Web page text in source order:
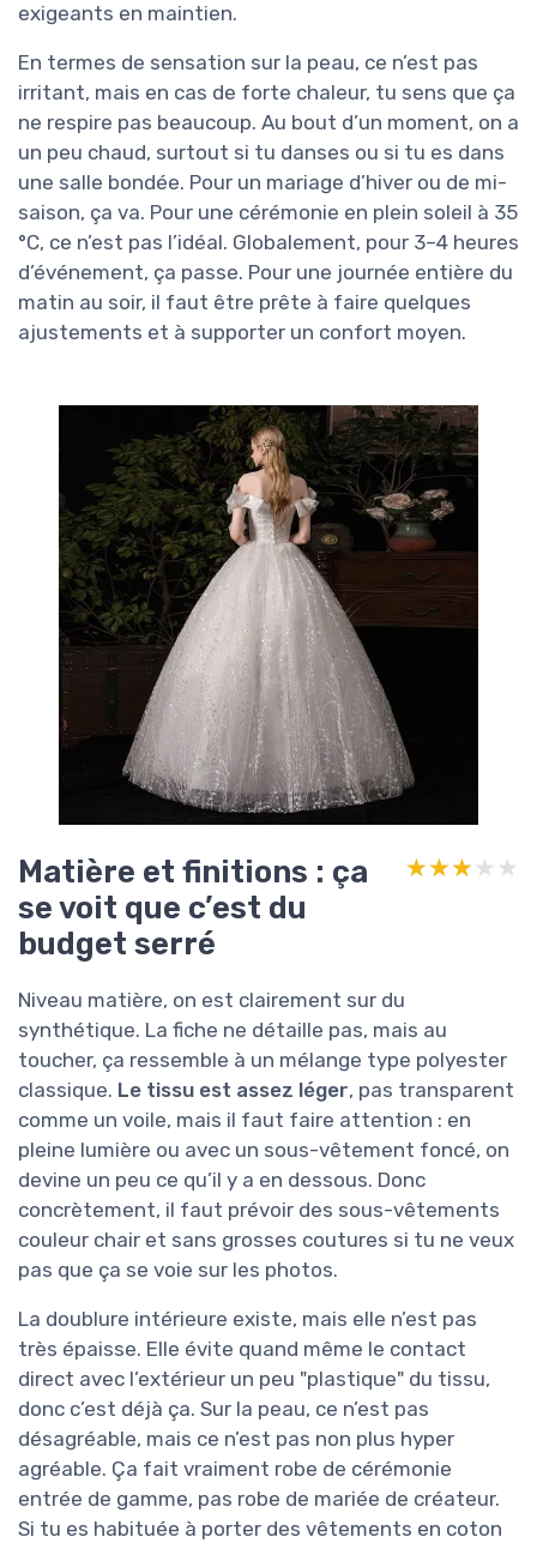
exigeants en maintien.
En termes de sensation sur la peau, ce n’est pas
irritant, mais en cas de forte chaleur, tu sens que ça
ne respire pas beaucoup. Au bout d’un moment, on a
un peu chaud, surtout si tu danses ou si tu es dans
une salle bondée. Pour un mariage d’hiver ou de mi-
saison, ça va. Pour une cérémonie en plein soleil à 35
°C, ce n’est pas l’idéal. Globalement, pour 3–4 heures
d’événement, ça passe. Pour une journée entière du
matin au soir, il faut être prête à faire quelques
ajustements et à supporter un confort moyen.
Matière et finitions : ça
se voit que c’est du
budget serré
★★★★★
★★★★★
Niveau matière, on est clairement sur du
synthétique. La fiche ne détaille pas, mais au
toucher, ça ressemble à un mélange type polyester
classique. Le tissu est assez léger, pas transparent
comme un voile, mais il faut faire attention : en
pleine lumière ou avec un sous-vêtement foncé, on
devine un peu ce qu’il y a en dessous. Donc
concrètement, il faut prévoir des sous-vêtements
couleur chair et sans grosses coutures si tu ne veux
pas que ça se voie sur les photos.
La doublure intérieure existe, mais elle n’est pas
très épaisse. Elle évite quand même le contact
direct avec l’extérieur un peu "plastique" du tissu,
donc c’est déjà ça. Sur la peau, ce n’est pas
désagréable, mais ce n’est pas non plus hyper
agréable. Ça fait vraiment robe de cérémonie
entrée de gamme, pas robe de mariée de créateur.
Si tu es habituée à porter des vêtements en coton